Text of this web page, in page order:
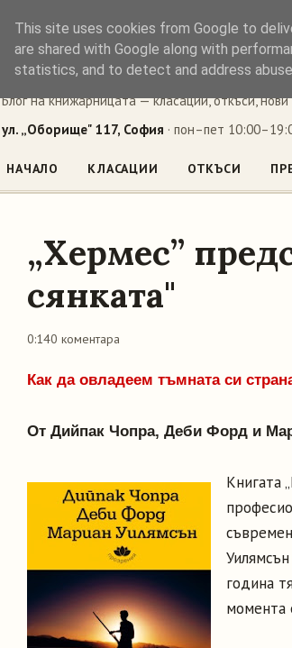
Книжен
Блог на книжарницата — класации, откъси, нови
ул. „Оборище" 117, София · пон–пет
НАЧАЛО КЛАСАЦИИ ОТКЪСИ
„Хермес”
сянката"
0:140 коментара
Как да овладеем тъмната си
От Дийпак Чопра, Деби Форд и
Книгата
година
момента
This site uses cookies from Google to
are shared with Google along with
statistics, and to detect and address